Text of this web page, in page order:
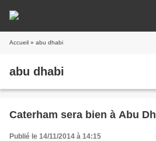
Accueil » abu dhabi
abu dhabi
Caterham sera bien à Abu
Publié le 14/11/2014 à 14:15